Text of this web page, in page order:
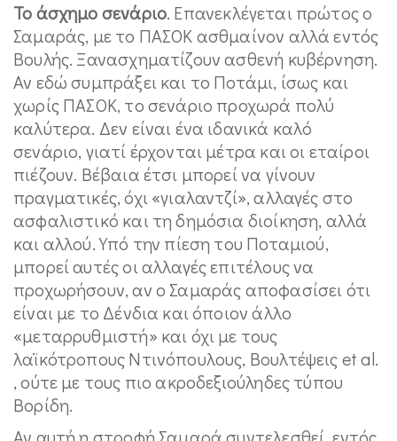
Το άσχημο σενάριο. Επανεκλέγεται πρώτος ο
Σαμαράς, με το ΠΑΣΟΚ ασθμαίνον αλλά εντός
Βουλής. Ξανασχηματίζουν ασθενή κυβέρνηση.
Αν εδώ συμπράξει και το Ποτάμι, ίσως και
χωρίς ΠΑΣΟΚ, το σενάριο προχωρά πολύ
καλύτερα. Δεν είναι ένα ιδανικά καλό
σενάριο, γιατί έρχονται μέτρα και οι εταίροι
πιέζουν. Βέβαια έτσι μπορεί να γίνουν
πραγματικές, όχι «γιαλαντζί», αλλαγές στο
ασφαλιστικό και τη δημόσια διοίκηση, αλλά
και αλλού. Υπό την πίεση του Ποταμιού,
μπορεί αυτές οι αλλαγές επιτέλους να
προχωρήσουν, αν ο Σαμαράς αποφασίσει ότι
είναι με το Δένδια και όποιον άλλο
«μεταρρυθμιστή» και όχι με τους
λαϊκότροπους Ντινόπουλους, Βουλτέψεις et al.
, ούτε με τους πιο ακροδεξιούληδες τύπου
Βορίδη.